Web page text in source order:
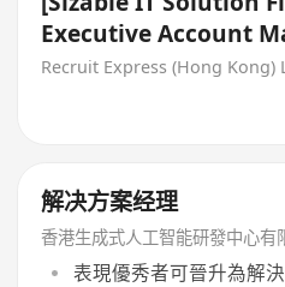
Executive Account
Sales
Recruit Express (Hong Kong)
解决方案经理
香港生成式人工智能研發中心有
表現優秀者可晉升為解